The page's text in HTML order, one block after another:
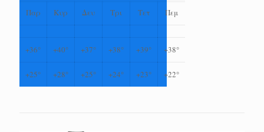
Παρ
Κυρ Δευ Τρι Τετ Πεμ
+36° +40° +37° +38° +39° +38°
+25° +28° +25° +24° +23° +22°